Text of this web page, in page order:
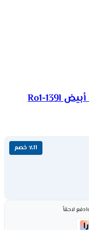
٪11 خصم
لاحقاً